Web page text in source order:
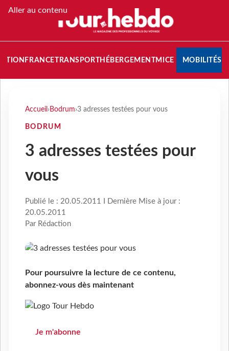
Aller au contenu
FRANCETRANSPORT HÉBERGEMENTMICE MOBILITÉS
Accueil › Bodrum›3 adresses testées pour vous
BODRUM
3 adresses testées pour
vous
Publié le : 20.05.2011 I Dernière Mise à jour :
20.05.2011
Par Rédaction
Pour poursuivre la lecture de ce contenu,
abonnez-vous dès maintenant
Je m'abonne